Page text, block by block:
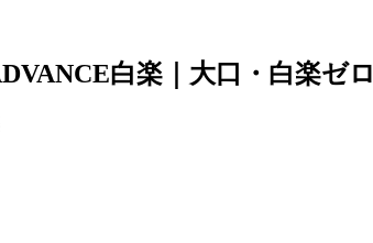
白楽｜大口・白楽ゼ